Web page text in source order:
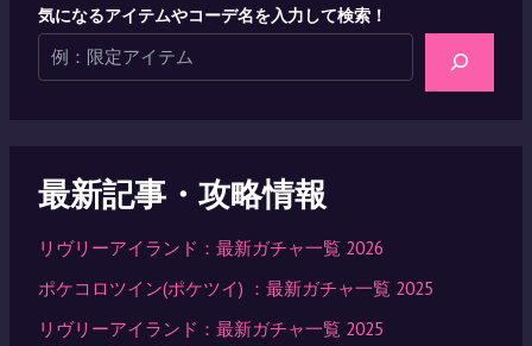
気になるアイテムやコーデ名を入力して検索！
最新記事・攻略情報
リヴリーアイランド：最新ガチャ一覧 2026
ポケコロツイン(ポケツイ) ：最新ガチャ一覧 2025
リヴリーアイランド：最新ガチャ一覧 2025